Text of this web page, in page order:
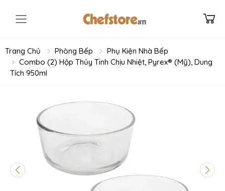
Toggle mobile menu
Trang Chủ Phòng Bếp
Phụ Kiện Nhà Bếp
Combo (2) Hộp Thủy Tinh Chịu Nhiệt, Pyrex® (Mỹ), Dung
Tích 950ml